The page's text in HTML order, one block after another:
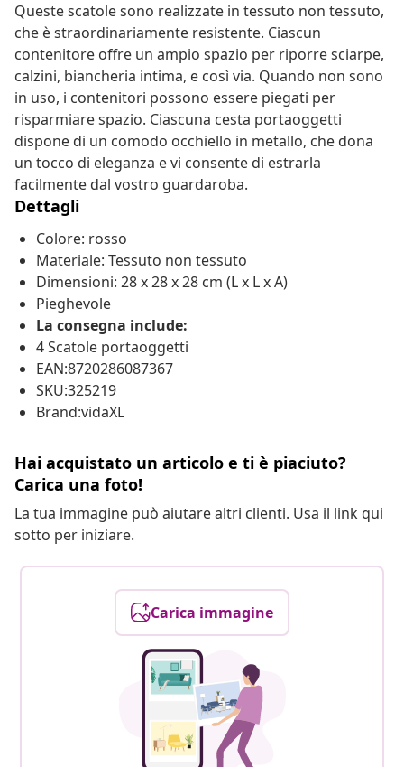
Queste scatole sono realizzate in tessuto non tessuto,
che è straordinariamente resistente. Ciascun
contenitore offre un ampio spazio per riporre sciarpe,
calzini, biancheria intima, e così via. Quando non sono
in uso, i contenitori possono essere piegati per
risparmiare spazio. Ciascuna cesta portaoggetti
dispone di un comodo occhiello in metallo, che dona
un tocco di eleganza e vi consente di estrarla
facilmente dal vostro guardaroba.
Dettagli
Colore: rosso
Materiale: Tessuto non tessuto
Dimensioni: 28 x 28 x 28 cm (L x L x A)
Pieghevole
La consegna include:
4 Scatole portaoggetti
EAN:8720286087367
SKU:325219
Brand:vidaXL
Hai acquistato un articolo e ti è piaciuto?
Carica una foto!
La tua immagine può aiutare altri clienti. Usa il link qui
sotto per iniziare.
Carica immagine